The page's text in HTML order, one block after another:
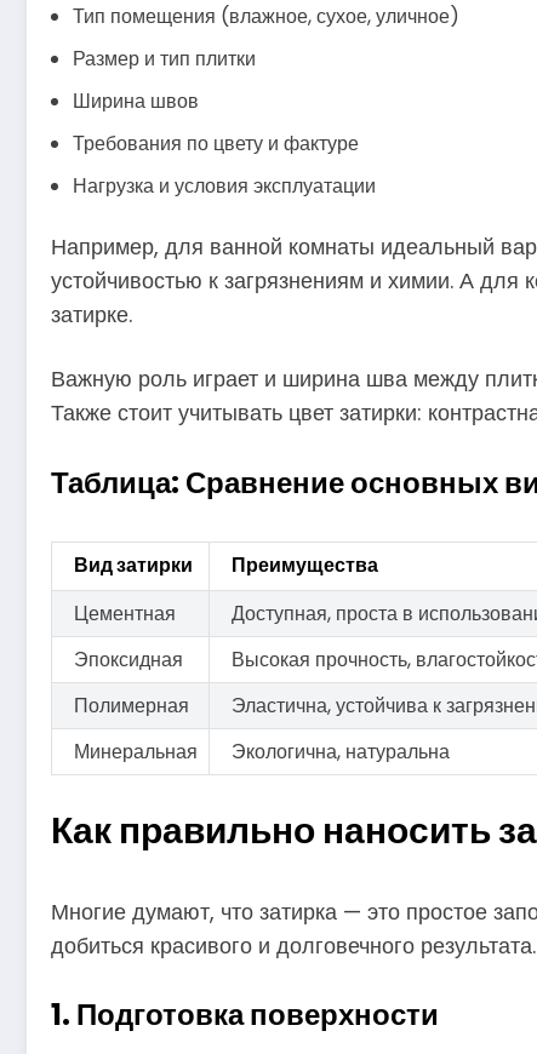
Тип помещения (влажное, сухое, уличное)
Размер и тип плитки
Ширина швов
Требования по цвету и фактуре
Нагрузка и условия эксплуатации
Например, для ванной комнаты идеальный
устойчивостью к загрязнениям и химии. А
затирке.
Важную роль играет и ширина шва между
Также стоит учитывать цвет затирки:
Таблица: Сравнение основных
Вид затирки Преимущества
Цементная
Доступная, проста в
Эпоксидная
Высокая прочность,
Полимерная
Эластична, устойчива к
Минеральная
Экологична, натуральна
Как правильно наносить
Многие думают, что затирка — это простое
добиться красивого и долговечного результата.
1. Подготовка поверхности